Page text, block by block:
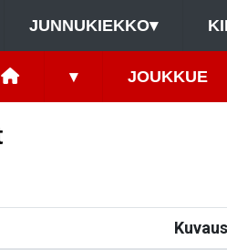
JUNNUKIEKKO▾
▾ JOUKKUE
Kuvaus